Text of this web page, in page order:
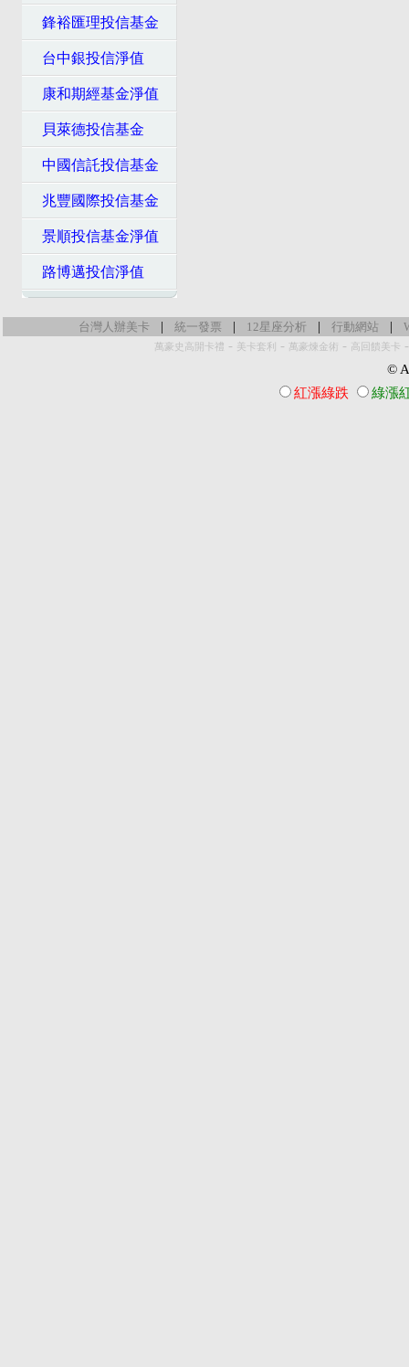
鋒裕匯理投信基金
台中銀投信淨值
康和期經基金淨值
貝萊德投信基金
中國信託投信基金
兆豐國際投信基金
景順投信基金淨值
路博邁投信淨值
台灣人辦美卡 | 統一發票 | 12星座分析 | 行動網站 |
萬豪史高開卡禮 - 美卡套利 - 萬豪煉金術 - 高回饋美卡
©
紅漲綠跌
綠漲